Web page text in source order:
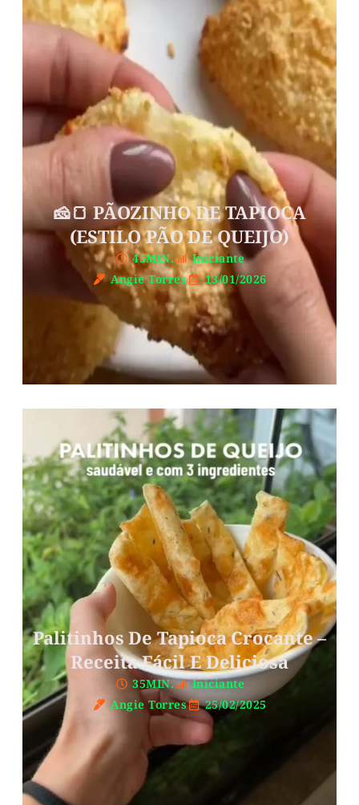
🧀🍞 PÃOZINHO DE TAPIOCA
(ESTILO PÃO DE QUEIJO)
45MIN.
Iniciante
Angie Torres
13/01/2026
Palitinhos De Tapioca Crocante –
Receita Fácil E Deliciosa
35MIN.
Iniciante
Angie Torres
25/02/2025